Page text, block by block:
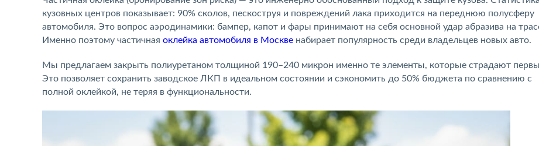
кузовных центров показывает: 90% сколов, пескоструя и повреждений лака приходится на переднюю полусферу
автомобиля. Это вопрос аэродинамики: бампер, капот и фары принимают на себя основной удар абразива на
Именно поэтому частичная оклейка автомобиля в Москве набирает популярность среди владельцев новых авто.
Мы предлагаем закрыть полиуретаном толщиной 190–240 микрон именно те элементы, которые страдают
Это позволяет сохранить заводское ЛКП в идеальном состоянии и сэкономить до 50% бюджета по сравнению с
полной оклейкой, не теряя в функциональности.